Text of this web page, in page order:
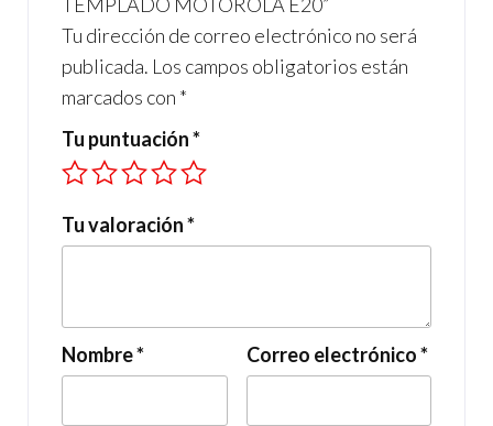
Tu dirección de correo electrónico no será
publicada. Los campos obligatorios están
marcados con *
Tu puntuación*
Tu valoración*
Nombre* Correo electrónico*